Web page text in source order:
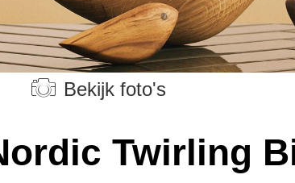
Bekijk foto's
Twirling